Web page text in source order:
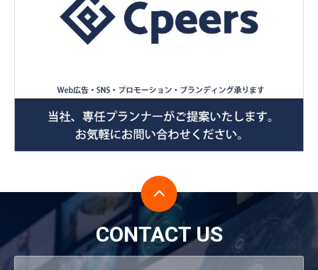
CONTACT US